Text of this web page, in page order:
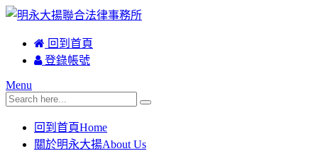
回到首頁
登錄帳號
Menu
回到首頁Home
關於明永大揚About Us